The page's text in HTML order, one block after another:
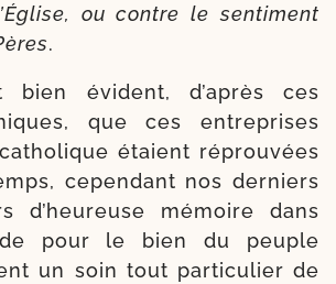
ou contre le sen­ti­ment
.
bien évident, d’a­près ces
que ces entre­prises
étaient réprou­vées
cepen­dant nos der­niers
d’heu­reuse mémoire dans
pour le bien du peuple
un soin tout par­ti­cu­lier de